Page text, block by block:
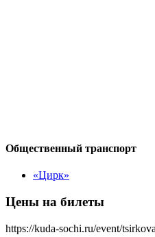
Общественный транспорт
«Цирк»
Цены на билеты
https://kuda-sochi.ru/event/